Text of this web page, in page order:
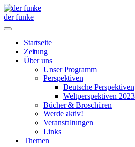
der funke
Startseite
Zeitung
Über uns
Unser Programm
Perspektiven
Deutsche Perspektiven
Weltperspektiven 2023
Bücher & Broschüren
Werde aktiv!
Veranstaltungen
Links
Themen